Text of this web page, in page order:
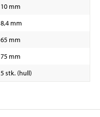
10 mm
8,4 mm
65 mm
75 mm
5 stk. (hull)